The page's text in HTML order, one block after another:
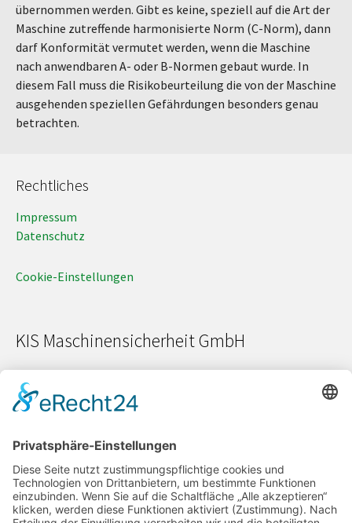
übernommen werden. Gibt es keine, speziell auf die Art der
Maschine zutreffende harmonisierte Norm (C-Norm), dann
darf Konformität vermutet werden, wenn die Maschine
nach anwendbaren A- oder B-Normen gebaut wurde. In
diesem Fall muss die Risikobeurteilung die von der Maschine
ausgehenden speziellen Gefährdungen besonders genau
betrachten.
Rechtliches
Impressum
Datenschutz
Cookie-Einstellungen
KIS Maschinensicherheit GmbH
Schöner Blick 7
91207 Lauf a. d. Pegnitz
Mobil: 0177 / 258 85 53
peter.kobras@kobras-doku.de